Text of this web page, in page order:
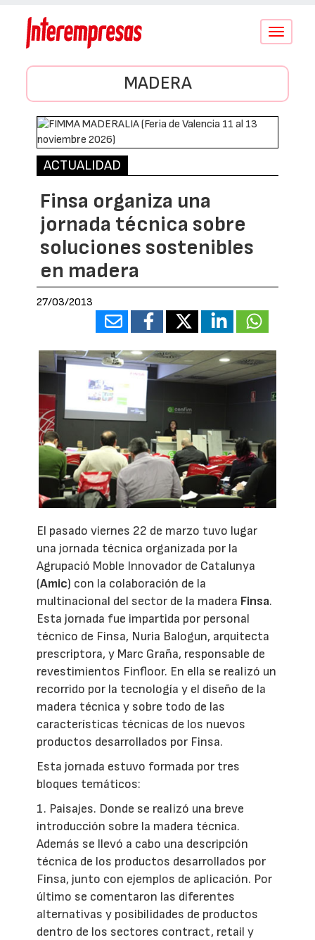
Conmutar
MADERA
ACTUALIDAD
Finsa organiza una
jornada técnica sobre
soluciones sostenibles
en madera
27/03/2013
El pasado viernes 22 de marzo tuvo lugar
una jornada técnica organizada por la
Agrupació Moble Innovador de Catalunya
(Amic) con la colaboración de la
multinacional del sector de la madera Finsa.
Esta jornada fue impartida por personal
técnico de Finsa, Nuria Balogun, arquitecta
prescriptora, y Marc Graña, responsable de
revestimientos Finfloor. En ella se realizó un
recorrido por la tecnología y el diseño de la
madera técnica y sobre todo de las
características técnicas de los nuevos
productos desarrollados por Finsa.
Esta jornada estuvo formada por tres
bloques temáticos:
1. Paisajes. Donde se realizó una breve
introducción sobre la madera técnica.
Además se llevó a cabo una descripción
técnica de los productos desarrollados por
Finsa, junto con ejemplos de aplicación. Por
último se comentaron las diferentes
alternativas y posibilidades de productos
dentro de los sectores contract, retail y